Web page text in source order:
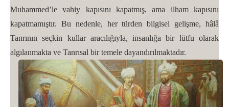
Muhammed’le vahiy kapısını kapatmış, ama ilham kapısını
kapatmamıştır. Bu nedenle, her türden bilgisel gelişme, hâlâ
Tanrının seçkin kullar aracılığıyla, insanlığa bir lütfu olarak
algılanmakta ve Tanrısal bir temele dayandırılmaktadır.